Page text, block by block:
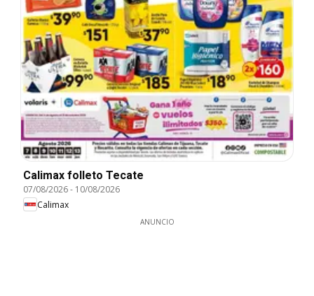
Calimax folleto Tecate
07/08/2026- 10/08/2026
Calimax
ANUNCIO